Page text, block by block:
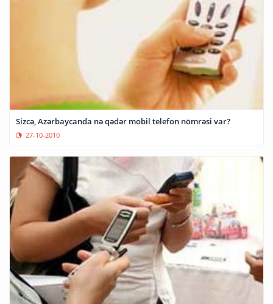
Sizcə, Azərbaycanda nə qədər mobil telefon nömrəsi var?
27-10-2010